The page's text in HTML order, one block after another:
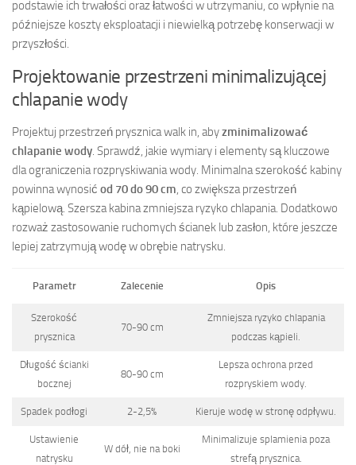
podstawie ich trwałości oraz łatwości w utrzymaniu, co wpłynie na
późniejsze koszty eksploatacji i niewielką potrzebę konserwacji w
przyszłości.
Projektowanie przestrzeni minimalizującej
chlapanie wody
Projektuj przestrzeń prysznica walk in, abyzminimalizować
chlapanie wody . Sprawdź, jakie wymiary i elementy są kluczowe
dla ograniczenia rozpryskiwania wody. Minimalna szerokość kabiny
powinna wynosić od 70 do 90 cm , co zwiększa przestrzeń
kąpielową. Szersza kabina zmniejsza ryzyko chlapania. Dodatkowo
rozważ zastosowanie ruchomych ścianek lub zasłon, które jeszcze
lepiej zatrzymują wodę w obrębie natrysku.
Parametr Zalecenie Opis
Szerokość
prysznica
70-90 cm
Zmniejsza ryzyko chlapania
podczas kąpieli.
Długość ścianki
bocznej
80-90 cm
Lepsza ochrona przed
rozpryskiem wody.
Spadek podłogi 2-2,5% Kieruje wodę w stronę odpływu.
Ustawienie
natrysku
W dół, nie na boki
Minimalizuje splamienia poza
strefą prysznica.